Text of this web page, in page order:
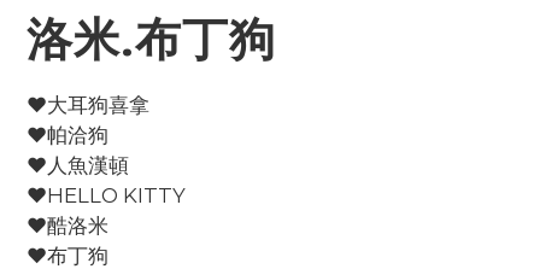
洛米.布丁狗
♥大耳狗喜拿
♥帕洽狗
♥人魚漢頓
♥HELLO KITTY
♥酷洛米
♥布丁狗